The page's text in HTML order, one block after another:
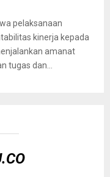
pelaksanaan
kinerja kepada
amanat
tugas dan...